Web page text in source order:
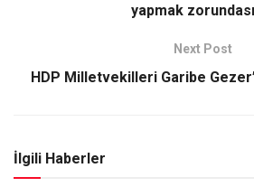
yapmak
Next Post
HDP Milletvekilleri Garibe
İlgili Haberler